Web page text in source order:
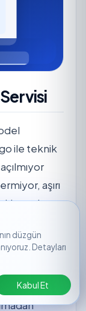
🔎Takip
ile teknik
aşırı
olsun;
önce arıza
kapsamı
düzgün
Detayları
Kabul Et